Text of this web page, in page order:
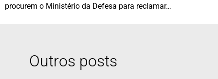
procurem o Ministério da Defesa para reclamar…
Outros posts